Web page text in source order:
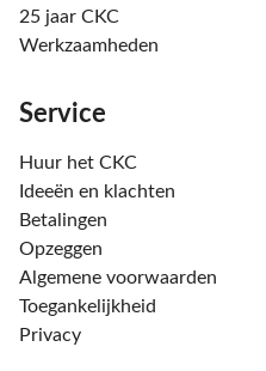
25 jaar CKC
Werkzaamheden
Service
Huur het CKC
Ideeën en klachten
Betalingen
Opzeggen
Algemene voorwaarden
Toegankelijkheid
Privacy